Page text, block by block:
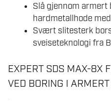
Slå gjennom
hardmetallhode
Svært slitesterk
sveiseteknologi fra
EXPERT SDS MAX-8X
VED BORING I